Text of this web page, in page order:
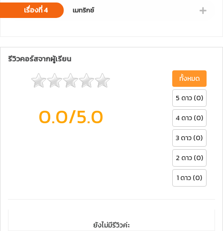
เรื่องที่ 4 เมทริกซ์
รีวิวคอร์สจากผู้เรียน
0.0/5.0
ทั้งหมด
5 ดาว (0)
4 ดาว (0)
3 ดาว (0)
2 ดาว (0)
1 ดาว (0)
ยังไม่มีรีวิวค่ะ